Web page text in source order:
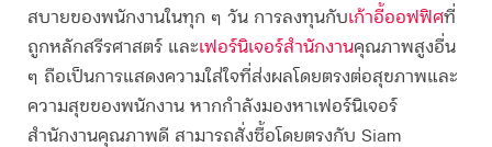
สบายของพนักงานในทุก ๆ วัน การลงทุนกับเก้าอี้ออฟฟิศที่
ถูกหลักสรีรศาสตร์ และเฟอร์นิเจอร์สำนักงานคุณภาพสูงอื่น
ๆ ถือเป็นการแสดงความใส่ใจที่ส่งผลโดยตรงต่อสุขภาพและ
ความสุขของพนักงาน หากกำลังมองหาเฟอร์นิเจอร์
สำนักงานคุณภาพดี สามารถสั่งซื้อโดยตรงกับ Siam